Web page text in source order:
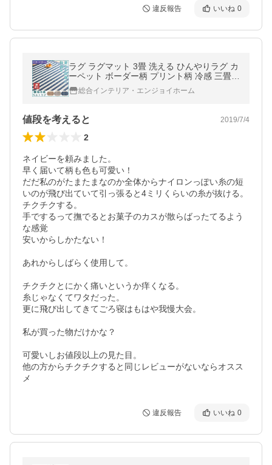
違反報告 いいね 0
ラグ ラグマット 3畳 洗える ひんやりラグ カ
ーペット ボーダー柄 プリント柄 冷感 三畳
長方形 ウォッシャブル 訳あり
総合インテリア・エンジョイホーム
値段を考えると 2019/7/4
2
ネイビーを頼みました。
早く届いて柄も色も可愛い！
だだ私のがたまたまなのか全体からナイロンっぽい糸の短
いのが飛び出ていて引っ張ると4ミリくらいの糸が抜ける。
チクチクする。
手でするって撫でるとお菓子のカスが散らばったてるよう
な感覚
安いからしかたない！
あれからしばらく使用して。
チクチクとにかく痛いというか痒くなる。
糸じゃなくてワタだった。
更に飛び出してきてごろ寝はもはや我慢大会。
私が買った物だけかな？
可愛いしお値段以上の見た目。
他の方からチクチクすると同じレビューがないならオスス
メ
違反報告 いいね 0